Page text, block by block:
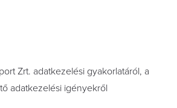
Zrt. adatkezelési gyakorlatáról, a
adatkezelési igényekről